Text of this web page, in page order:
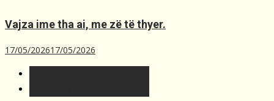
Vajza ime tha ai, me zë të thyer.
17/05/202617/05/2026